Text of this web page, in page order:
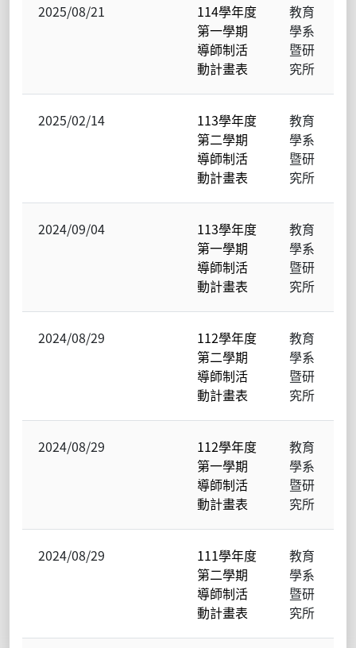
2025/08/21
114學年度
第一學期
導師制活
動計畫表
教育
學系
暨研
究所
2025/02/14
113學年度
第二學期
導師制活
動計畫表
教育
學系
暨研
究所
2024/09/04
113學年度
第一學期
導師制活
動計畫表
教育
學系
暨研
究所
2024/08/29
112學年度
第二學期
導師制活
動計畫表
教育
學系
暨研
究所
2024/08/29
112學年度
第一學期
導師制活
動計畫表
教育
學系
暨研
究所
2024/08/29
111學年度
第二學期
導師制活
動計畫表
教育
學系
暨研
究所